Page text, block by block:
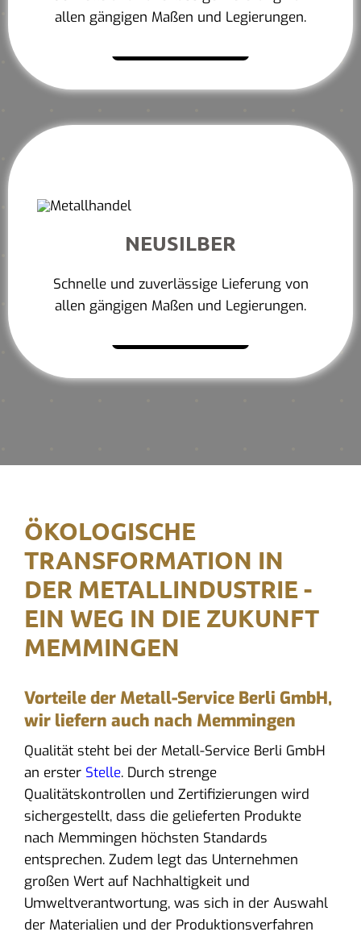
allen gängigen Maßen und Legierungen.
NEUSILBER
Schnelle und zuverlässige Lieferung von
allen gängigen Maßen und Legierungen.
ÖKOLOGISCHE
TRANSFORMATION IN
DER METALLINDUSTRIE -
EIN WEG IN DIE ZUKUNFT
MEMMINGEN
Vorteile der Metall-Service Berli GmbH,
wir liefern auch nach Memmingen
Qualität steht bei der Metall-Service Berli GmbH
an erster Stelle. Durch strenge
Qualitätskontrollen und Zertifizierungen wird
sichergestellt, dass die gelieferten Produkte
nach Memmingen höchsten Standards
entsprechen. Zudem legt das Unternehmen
großen Wert auf Nachhaltigkeit und
Umweltverantwortung, was sich in der Auswahl
der Materialien und der Produktionsverfahren